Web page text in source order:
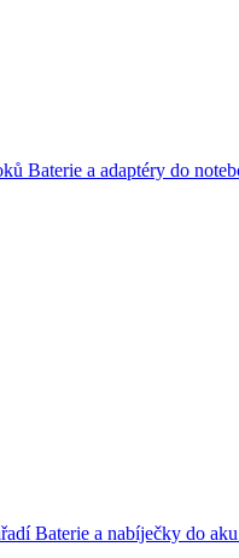
Baterie a adaptéry do
Baterie a nabíječky do